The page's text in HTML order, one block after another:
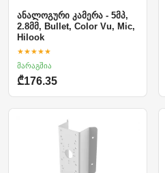
ანალოგური კამერა - 5მპ,
2.8მმ, Bullet, Color Vu, Mic,
Hilook
★★★★★
მარაგშია
₾176.35